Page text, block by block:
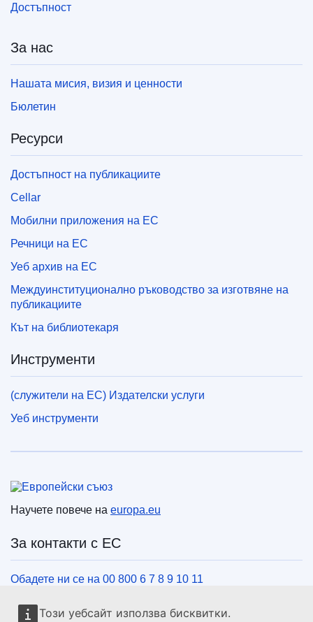
Този уебсайт използва бисквитки.
Достъпност
За нас
Нашата мисия, визия и ценности
Бюлетин
Ресурси
Достъпност на публикациите
Cellar
Мобилни приложения на ЕС
Речници на ЕС
Уеб архив на ЕС
Междуинституционално ръководство за изготвяне на
публикациите
Кът на библиотекаря
Инструменти
(служители на ЕС) Издателски услуги
Уеб инструменти
Научете повече на europa.eu
За контакти с ЕС
Обадете ни се на 00 800 6 7 8 9 10 11
Използвайте други телефонни номера